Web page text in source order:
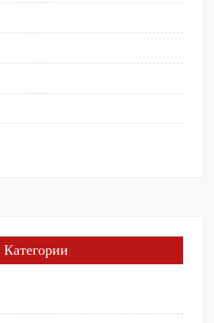
Категории